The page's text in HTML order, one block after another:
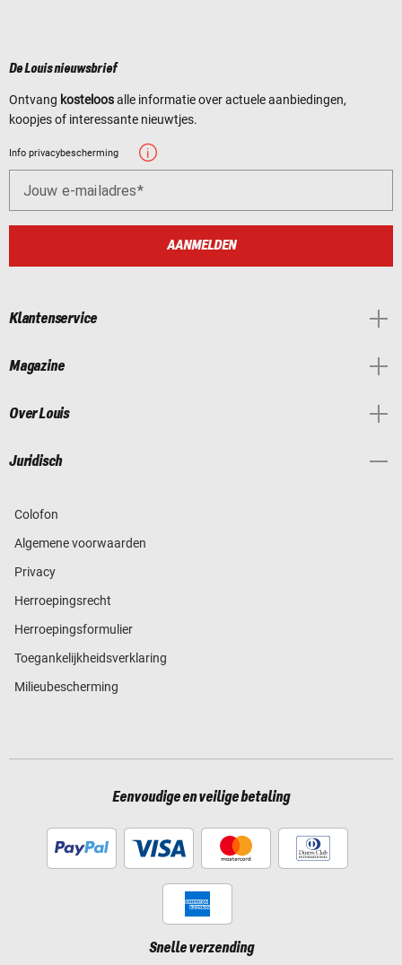
De Louis nieuwsbrief
Ontvang kosteloosalle informatie over actuele aanbiedingen,
koopjes of interessante nieuwtjes.
Info privacybescherming
Jouw e-mailadres
AANMELDEN
Klantenservice
Magazine
Over Louis
Juridisch
Colofon
Algemene voorwaarden
Privacy
Herroepingsrecht
Herroepingsformulier
Toegankelijkheidsverklaring
Milieubescherming
Eenvoudige en veilige betaling
Snelle verzending